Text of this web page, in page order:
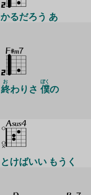
かるだろう あ
終
お
わりさ 僕
ぼく
の
とけばいい もうく